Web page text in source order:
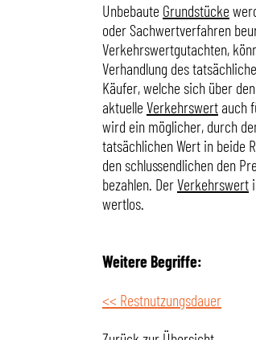
Unbebaute Grundstücke
oder Sachwertverfahren
Verkehrswertgutachten,
Verhandlung des
Käufer, welche sich über
aktuelle Verkehrswert auch
wird ein möglicher, durch
tatsächlichen Wert in beide
den schlussendlichen den
bezahlen. DerVerkehrswert
wertlos.
Weitere Begriffe:
<< Restnutzungsdauer